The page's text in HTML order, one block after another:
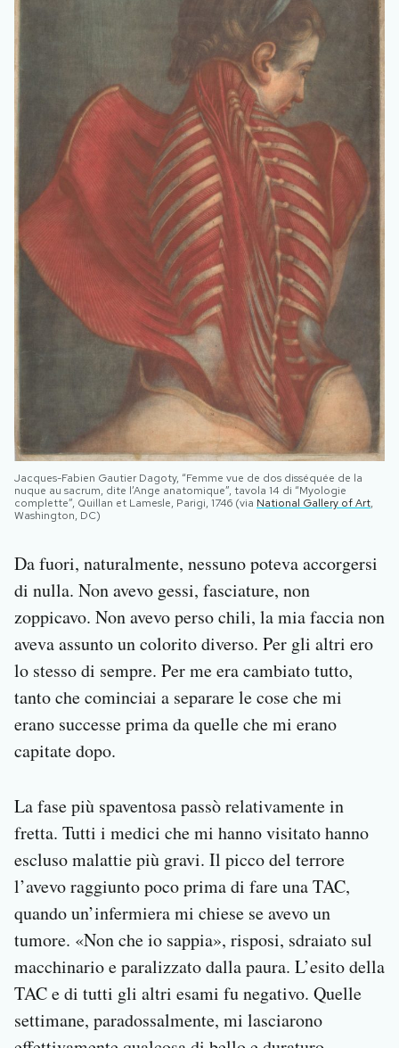
Jacques-Fabien Gautier Dagoty, “Femme vue de dos disséquée de la
nuque au sacrum, dite l’Ange anatomique”, tavola 14 di “Myologie
complette”, Quillan et Lamesle, Parigi, 1746 (via National Gallery of Art,
Washington, DC)
Da fuori, naturalmente, nessuno poteva accorgersi
di nulla. Non avevo gessi, fasciature, non
zoppicavo. Non avevo perso chili, la mia faccia non
aveva assunto un colorito diverso. Per gli altri ero
lo stesso di sempre. Per me era cambiato tutto,
tanto che cominciai a separare le cose che mi
erano successe prima da quelle che mi erano
capitate dopo.
La fase più spaventosa passò relativamente in
fretta. Tutti i medici che mi hanno visitato hanno
escluso malattie più gravi. Il picco del terrore
l’avevo raggiunto poco prima di fare una TAC,
quando un’infermiera mi chiese se avevo un
tumore. «Non che io sappia», risposi, sdraiato sul
macchinario e paralizzato dalla paura. L’esito della
TAC e di tutti gli altri esami fu negativo. Quelle
settimane, paradossalmente, mi lasciarono